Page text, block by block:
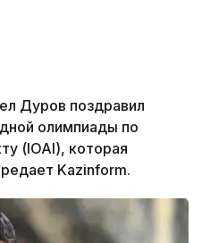
Дуров поздравил
олимпиады по
(IOAI), которая
Kazinform.